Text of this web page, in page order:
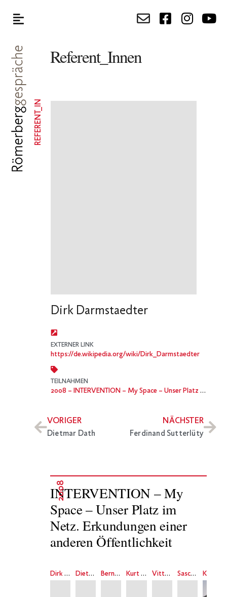
Referent_Innen
REFERENT_IN
Dirk Darmstaedter
EXTERNER LINK
https://de.wikipedia.org/wiki/Dirk_Darmstaedter
TEILNAHMEN
2008 – INTERVENTION – My Space – Unser Platz im Netz. Erkundungen einer anderen Öffentlichkeit
VORIGER
Dietmar Dath
NÄCHSTER
Ferdinand Sutterlüty
2008
INTERVENTION – My
Space – Unser Platz im
Netz. Erkundungen einer
anderen Öffentlichkeit
Dirk Darmstaedter Dietmar Dath Bernd Graff Kurt Jansson Vittorio E. Klostermann Sascha Lobo